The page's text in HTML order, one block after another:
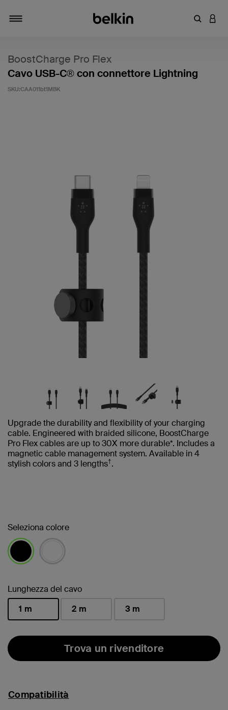
Inserisci
BoostCharge Pro Flex
Cavo USB-C® con connettore Lightning
SKU:CAA011bt1MBK
Upgrade the durability and flexibility of your charging
cable. Engineered with braided silicone, BoostCharge
Pro Flex cables are up to 30X more durable*. Includes a
magnetic cable management system. Available in 4
stylish colors and 3 lengths†.
Seleziona colore
Lunghezza del cavo
1 m
2 m 3 m
Trova un rivenditore
Compatibilità